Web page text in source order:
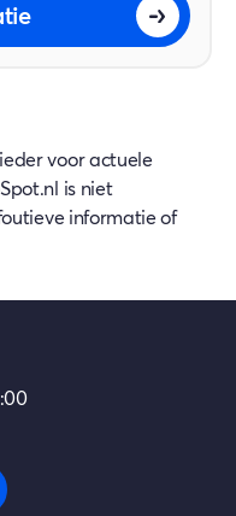
voor actuele
is niet
informatie of